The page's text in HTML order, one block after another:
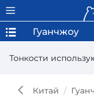
Тонкости
Гуанчжоу
Китай